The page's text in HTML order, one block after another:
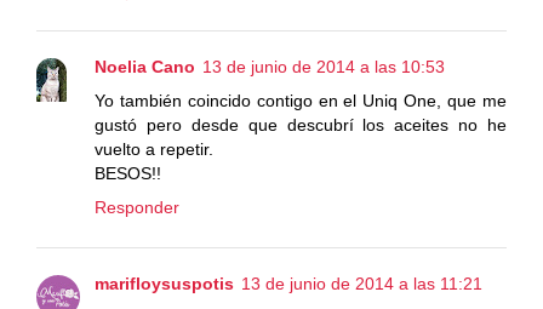
Noelia Cano 13 de junio de 2014 a las 10:53
Yo también coincido contigo en el Uniq One, que me
gustó pero desde que descubrí los aceites no he
vuelto a repetir.
BESOS!!
Responder
marifloysuspotis 13 de junio de 2014 a las 11:21